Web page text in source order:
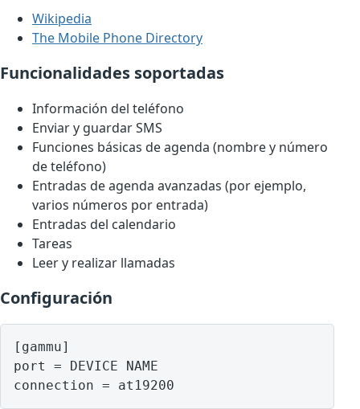
Wikipedia
The Mobile Phone Directory
Funcionalidades soportadas
Información del teléfono
Enviar y guardar SMS
Funciones básicas de agenda (nombre y número
de teléfono)
Entradas de agenda avanzadas (por ejemplo,
varios números por entrada)
Entradas del calendario
Tareas
Leer y realizar llamadas
Configuración
[gammu]
port = DEVICE NAME